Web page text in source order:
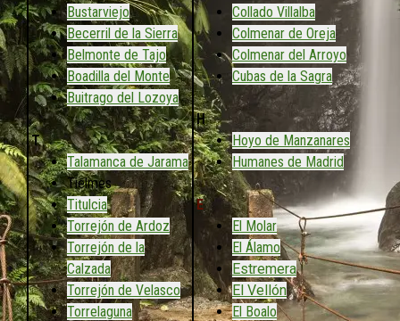
Bustarviejo
Becerril de la Sierra
Belmonte de Tajo
Boadilla del Monte
Buitrago del Lozoya
T
Talamanca de Jarama
Tielmes
Titulcia
Torrejón de Ardoz
Torrejón de la
Calzada
Torrejón de Velasco
Torrelaguna
Collado Villalba
Colmenar de Oreja
Colmenar del Arroyo
Cubas de la Sagra
H
Hoyo de Manzanares
Humanes de Madrid
E
El Molar
El Álamo
Estremera
El Vellón
El Boalo